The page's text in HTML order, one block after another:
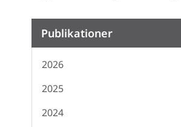
Publikationer
2026
2025
2024